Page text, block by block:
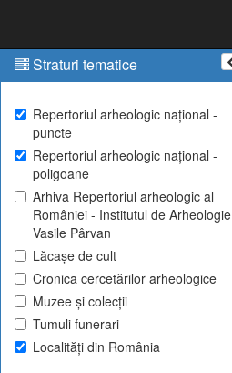
Straturi tematice
Repertoriul arheologic național -
puncte
Repertoriul arheologic național -
poligoane
Arhiva Repertoriul arheologic al
României - Institutul de Arheologie
Vasile Pârvan
Lăcașe de cult
Cronica cercetărilor arheologice
Muzee și colecții
Tumuli funerari
Localități din România